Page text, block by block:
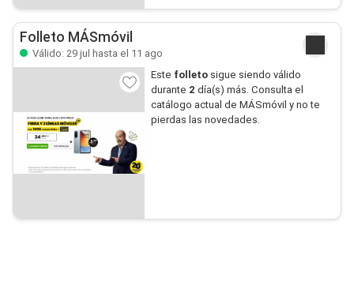
Folleto MÁSmóvil
Válido: 29 jul hasta el 11 ago
Este folletosigue siendo válido
durante 2 día(s) más. Consulta el
catálogo actual de MÁSmóvil y no te
pierdas las novedades.